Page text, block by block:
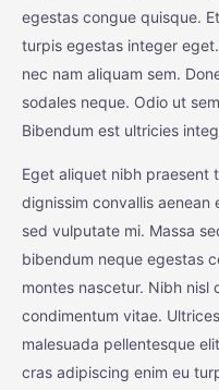
egestas congue quisque.
turpis egestas integer
nec nam aliquam sem.
sodales neque. Odio ut
Bibendum est ultricies
Eget aliquet nibh praesent
dignissim convallis
sed vulputate mi. Massa
bibendum neque egestas
montes nascetur. Nibh nisl
condimentum vitae.
malesuada pellentesque
cras adipiscing enim eu